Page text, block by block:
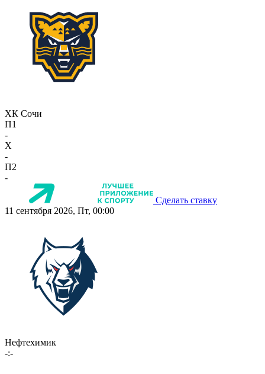
ХК Сочи
П1
-
X
-
П2
-
Сделать ставку
11 сентября 2026, Пт, 00:00
Нефтехимик
-:-